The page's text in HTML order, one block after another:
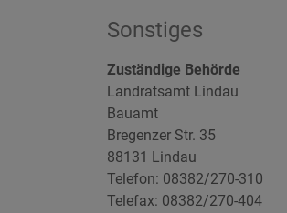
Sonstiges
Zuständige Behörde
Landratsamt Lindau
Bauamt
Bregenzer Str. 35
88131 Lindau
Telefon: 08382/270-310
Telefax: 08382/270-404